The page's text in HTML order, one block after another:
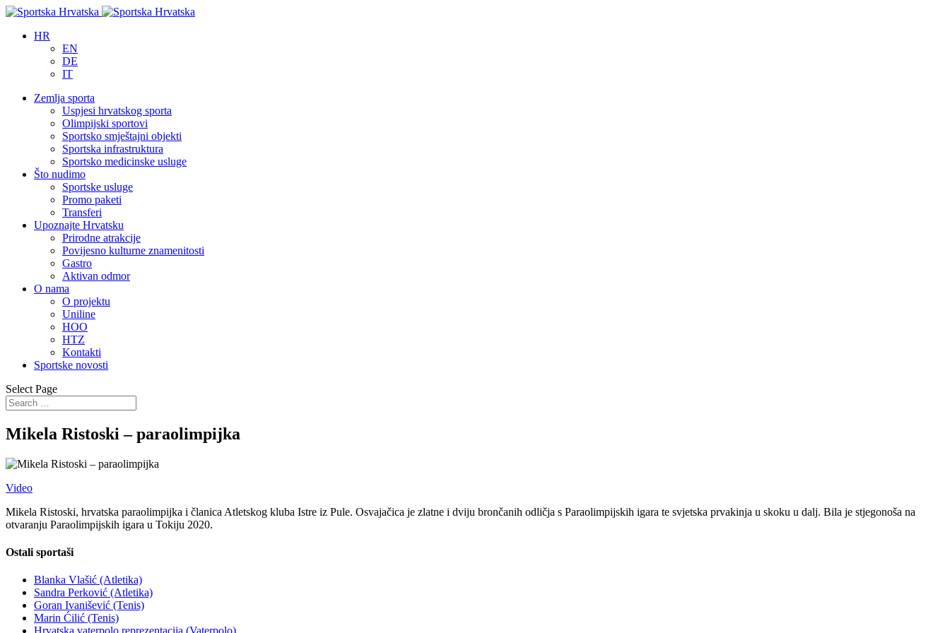
HR
EN
DE
IT
Zemlja sporta
Uspjesi hrvatskog sporta
Olimpijski sportovi
Sportsko smještajni objekti
Sportska infrastruktura
Sportsko medicinske usluge
Što nudimo
Sportske usluge
Promo paketi
Transferi
Upoznajte Hrvatsku
Prirodne atrakcije
Povijesno kulturne znamenitosti
Gastro
Aktivan odmor
O nama
O projektu
Uniline
HOO
HTZ
Kontakti
Sportske novosti
Select Page
Mikela Ristoski – paraolimpijka
Video
Mikela Ristoski, hrvatska paraolimpijka i članica Atletskog kluba Istre iz Pule. Osvajačica je zlatne i dviju brončanih odličja s Paraolimpijskih igara te svjetska prvakinja u skoku u dalj. Bila je stjegonoša na
otvaranju Paraolimpijskih igara u Tokiju 2020.
Ostali sportaši
Blanka Vlašić (Atletika)
Sandra Perković (Atletika)
Goran Ivanišević (Tenis)
Marin Ćilić (Tenis)